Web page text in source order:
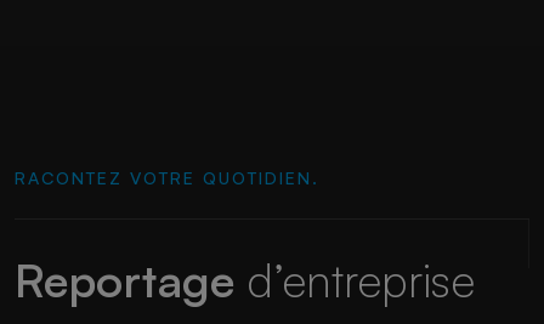
RACONTEZ VOTRE QUOTIDIEN.
Reportage d’entreprise